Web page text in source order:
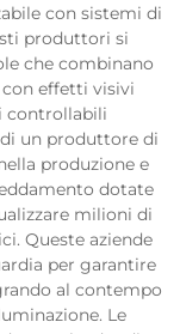
con sistemi di
produttori si
che combinano
effetti visivi
controllabili
un produttore di
produzione e
dotate
milioni di
Queste aziende
per garantire
al contempo
Le